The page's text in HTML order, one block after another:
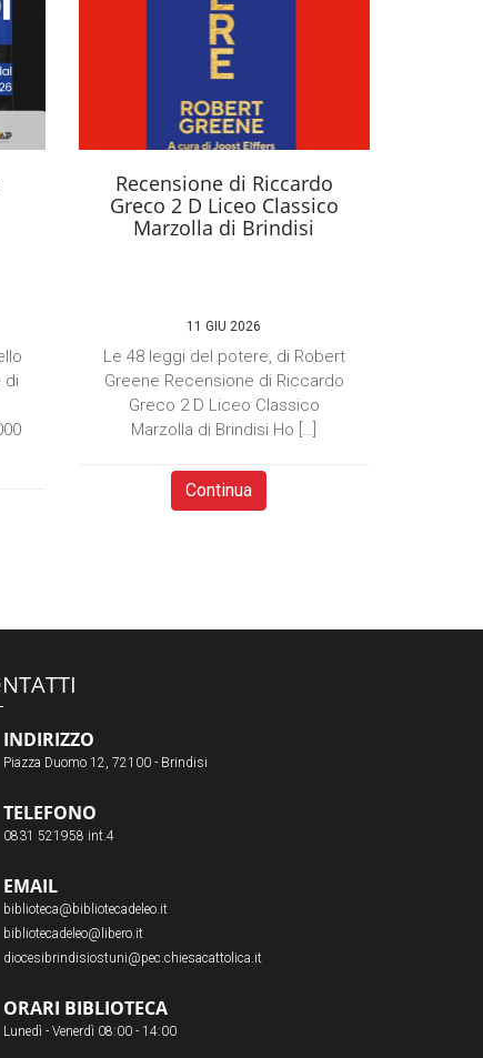
di
Recensione di Riccardo
Greco 2 D Liceo Classico
Marzolla di Brindisi
11 GIU 2026
Le 48 leggi del potere, di Robert
Greene Recensione di Riccardo
Greco 2 D Liceo Classico
Marzolla di Brindisi Ho […]
Continua
INDIRIZZO
Piazza Duomo 12, 72100 - Brindisi
TELEFONO
0831 521958 int.4
EMAIL
biblioteca@bibliotecadeleo.it
bibliotecadeleo@libero.it
diocesibrindisiostuni@pec.chiesacattolica.it
ORARI BIBLIOTECA
Lunedì - Venerdì 08:00 - 14:00